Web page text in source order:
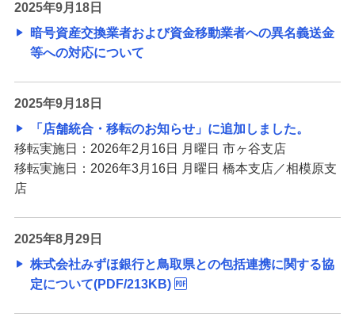
2025年9月18日
暗号資産交換業者および資金移動業者への異名義送金
等への対応について
2025年9月18日
「店舗統合・移転のお知らせ」に追加しました。
移転実施日：2026年2月16日 月曜日 市ヶ谷支店
移転実施日：2026年3月16日 月曜日 橋本支店／相模原支
店
2025年8月29日
株式会社みずほ銀行と鳥取県との包括連携に関する協
定について(PDF/213KB)